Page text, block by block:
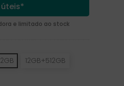
e limitado ao stock
12GB+512GB